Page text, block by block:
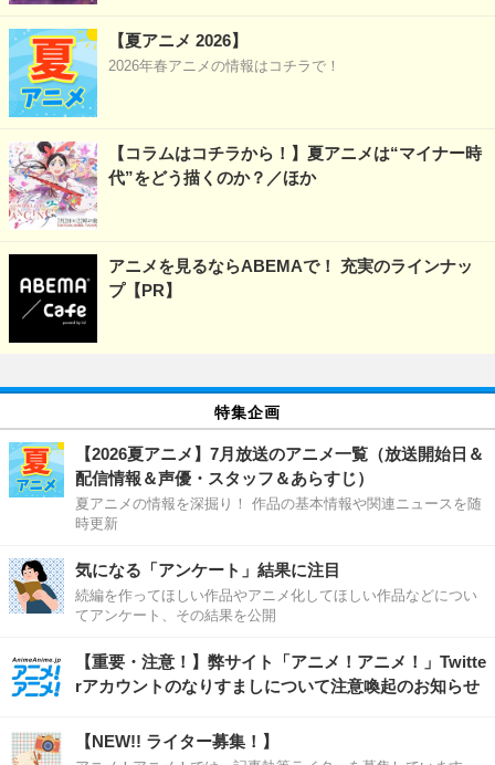
【夏アニメ 2026】
2026年春アニメの情報はコチラで！
【コラムはコチラから！】夏アニメは“マイナー時
代”をどう描くのか？／ほか
アニメを見るならABEMAで！ 充実のラインナッ
プ【PR】
特集企画
【2026夏アニメ】7月放送のアニメ一覧（放送開始日＆
配信情報＆声優・スタッフ＆あらすじ）
夏アニメの情報を深掘り！ 作品の基本情報や関連ニュースを随
時更新
気になる「アンケート」結果に注目
続編を作ってほしい作品やアニメ化してほしい作品などについ
てアンケート、その結果を公開
【重要・注意！】弊サイト「アニメ！アニメ！」Twitte
rアカウントのなりすましについて注意喚起のお知らせ
【NEW!! ライター募集！】